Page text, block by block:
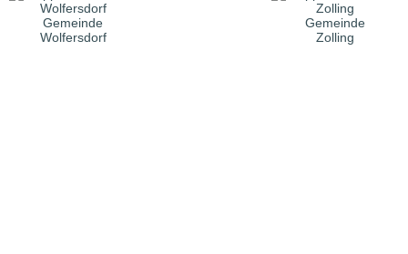
Gemeinde
Wolfersdorf
Gemeinde
Zolling